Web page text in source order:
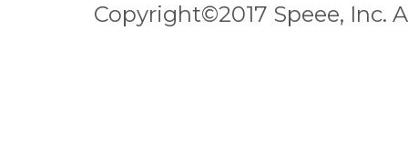
アクセス
Copyright©2017 Speee, Inc.